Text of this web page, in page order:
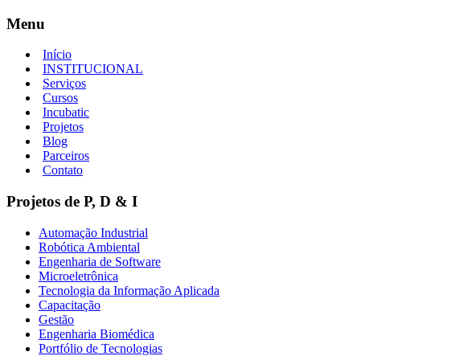
Menu
Início
INSTITUCIONAL
Serviços
Cursos
Incubatic
Projetos
Blog
Parceiros
Contato
Projetos de P, D & I
Automação Industrial
Robótica Ambiental
Engenharia de Software
Microeletrônica
Tecnologia da Informação Aplicada
Capacitação
Gestão
Engenharia Biomédica
Portfólio de Tecnologias